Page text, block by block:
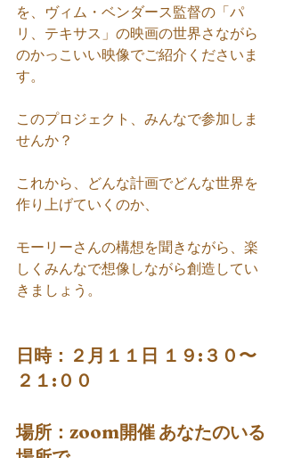
を、ヴィム・ベンダース監督の「パ
リ、テキサス」の映画の世界さながら
のかっこいい映像でご紹介くださいま
す。
このプロジェクト、みんなで参加しま
せんか？
これから、どんな計画でどんな世界を
作り上げていくのか、
モーリーさんの構想を聞きながら、楽
しくみんなで想像しながら創造してい
きましょう。
日時：２月１１日 １９:３０〜
２１:００
場所：zoom開催 あなたのいる